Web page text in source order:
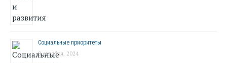
Социальные приоритеты
9 октября, 2024